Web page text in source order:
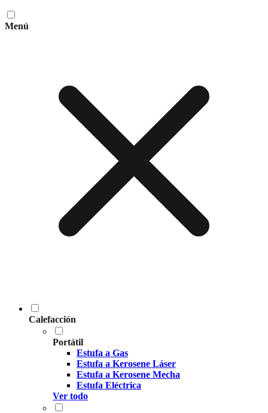
Menú
Calefacción
Portátil
Estufa a Gas
Estufa a Kerosene Láser
Estufa a Kerosene Mecha
Estufa Eléctrica
Ver todo